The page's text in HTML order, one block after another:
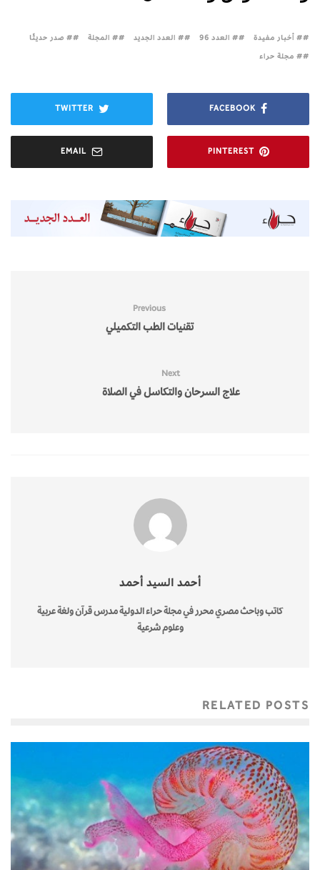
# أخبار مفيدة # العدد 96 # العدد الجديد # المجلة
# صدر حديثًا
# مجلة حراء
FACEBOOK
TWITTER
PINTEREST
EMAIL
Previous
تقنيات الطب التكميلي
Next
علاج السرحان والتكاسل في الصلاة
أحمد السيد أحمد
كاتب وباحث مصري محرر في مجلة حراء الدولية مدرس قرآن ولغة عربية
وعلوم شرعية
RELATED POSTS